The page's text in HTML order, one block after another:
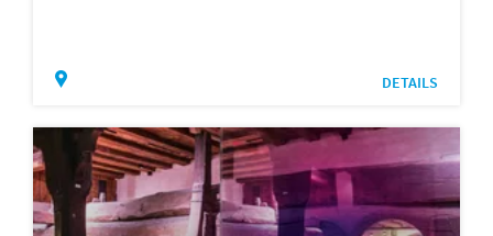
DETAILS